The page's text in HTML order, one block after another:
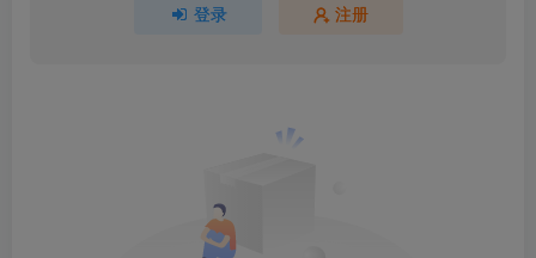
登录 注册